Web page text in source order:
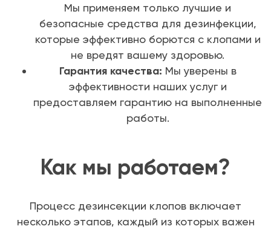
Мы применяем только лучшие и
безопасные средства для дезинфекции,
которые эффективно борются с клопами и
не вредят вашему здоровью.
Гарантия качества: Мы уверены в
эффективности наших услуг и
предоставляем гарантию на выполненные
работы.
Как мы работаем?
Процесс дезинсекции клопов включает
несколько этапов, каждый из которых важен